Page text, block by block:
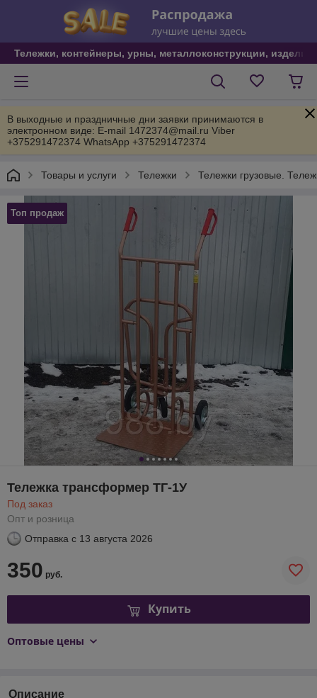
Тележки, контейнеры, урны, металлоконструкции,
В выходные и праздничные дни заявки принимаются в
электронном виде: E-mail 1472374@mail.ru Viber
+375291472374 WhatsApp +375291472374
Товары и услуги Тележки Тележки грузовые.
Топ продаж
Тележка трансформер ТГ-1У
Под заказ
Опт и розница
Отправка с 13 августа 2026
350 руб.
Купить
Оптовые цены
Описание